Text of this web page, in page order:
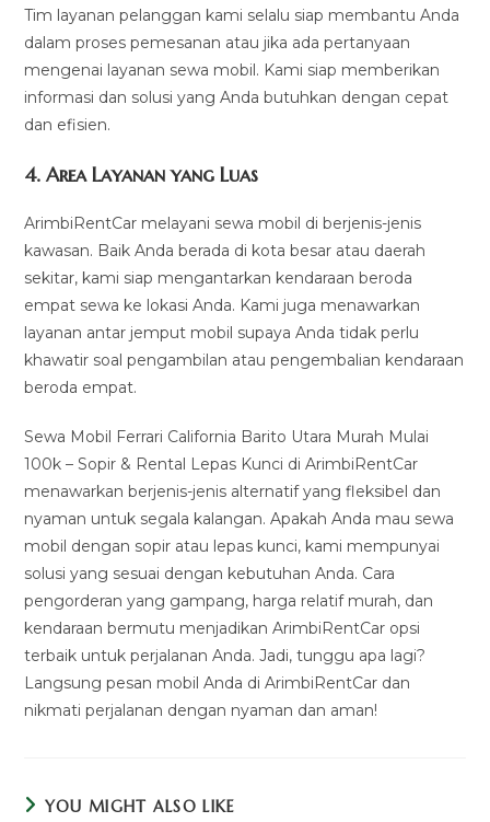
Tim layanan pelanggan kami selalu siap membantu Anda
dalam proses pemesanan atau jika ada pertanyaan
mengenai layanan sewa mobil. Kami siap memberikan
informasi dan solusi yang Anda butuhkan dengan cepat
dan efisien.
4.Area Layanan yang Luas
ArimbiRentCar melayani sewa mobil di berjenis-jenis
kawasan. Baik Anda berada di kota besar atau daerah
sekitar, kami siap mengantarkan kendaraan beroda
empat sewa ke lokasi Anda. Kami juga menawarkan
layanan antar jemput mobil supaya Anda tidak perlu
khawatir soal pengambilan atau pengembalian kendaraan
beroda empat.
Sewa Mobil Ferrari California Barito Utara Murah Mulai
100k – Sopir & Rental Lepas Kunci di ArimbiRentCar
menawarkan berjenis-jenis alternatif yang fleksibel dan
nyaman untuk segala kalangan. Apakah Anda mau sewa
mobil dengan sopir atau lepas kunci, kami mempunyai
solusi yang sesuai dengan kebutuhan Anda. Cara
pengorderan yang gampang, harga relatif murah, dan
kendaraan bermutu menjadikan ArimbiRentCar opsi
terbaik untuk perjalanan Anda. Jadi, tunggu apa lagi?
Langsung pesan mobil Anda di ArimbiRentCar dan
nikmati perjalanan dengan nyaman dan aman!
YOU MIGHT ALSO LIKE